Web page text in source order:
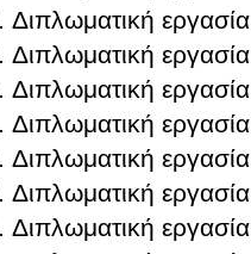
Διπλωματική εργασία
Διπλωματική εργασία
Διπλωματική εργασία
Διπλωματική εργασία
Διπλωματική εργασία
Διπλωματική εργασία
Διπλωματική εργασία